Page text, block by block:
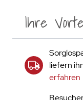
Ihre
liefern
erfahren